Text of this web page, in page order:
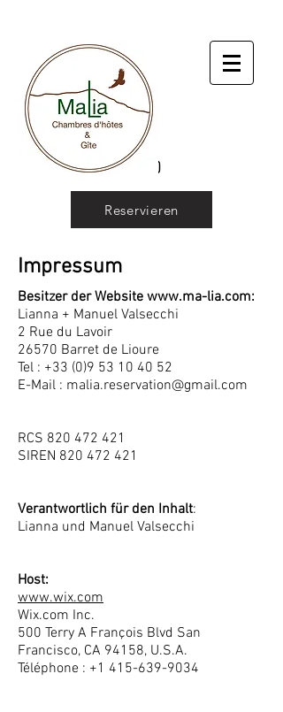
Reservieren
Impressum
Besitzer der Website www.ma-lia.com:
Lianna + Manuel Valsecchi
2 Rue du Lavoir
26570 Barret de Lioure
Tel : +33 (0)9 53 10 40 52
E-Mail : malia.reservation@gmail.com
RCS 820 472 421
SIREN 820 472 421
Verantwortlich für den Inhalt:
Lianna und Manuel Valsecchi
Host:
www.wix.com
Wix.com Inc.
500 Terry A François Blvd San
Francisco, CA 94158, U.S.A.
Téléphone : +1 415-639-9034